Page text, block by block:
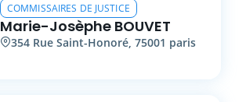
COMMISSAIRES DE JUSTICE
Marie-Josèphe BOUVET
354 Rue Saint-Honoré, 75001 paris